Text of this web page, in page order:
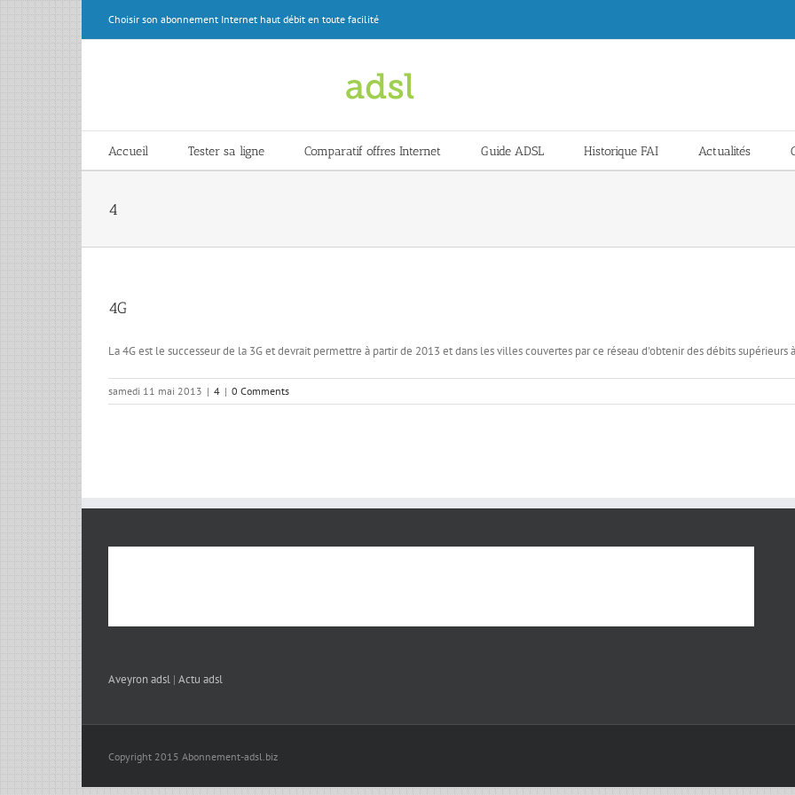
Skip
to
content
Choisir son abonnement Internet haut débit en toute facilité
Accueil Tester sa ligne Comparatif offres Internet Guide ADSL Historique FAI Actualités
4
4G
La 4G est le successeur de la 3G et devrait permettre à partir de 2013 et dans les villes couvertes par ce réseau d'obtenir des débits supérieurs
samedi 11 mai 2013 | 4 | 0 Comments
Aveyron adsl | Actu adsl
Copyright 2015 Abonnement-adsl.biz